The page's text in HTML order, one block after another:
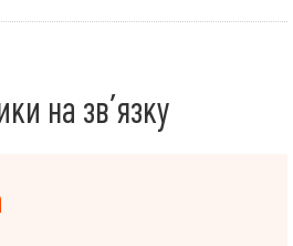
на зв’язку